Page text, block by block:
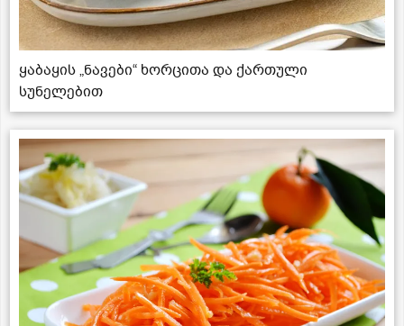
ყაბაყის „ნავები“ ხორცითა და ქართული
სუნელებით